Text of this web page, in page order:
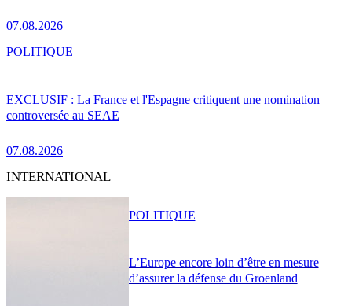
07.08.2026
EXCLUSIF : La France et l'Espagne critiquent une nomination
controversée au SEAE
07.08.2026
POLITIQUE
INTERNATIONAL
L’Europe encore loin d’être en mesure
d’assurer la défense du Groenland
POLITIQUE